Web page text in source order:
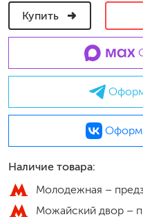
Купить
Наличие товара:
Молодежная –
Можайский двор –